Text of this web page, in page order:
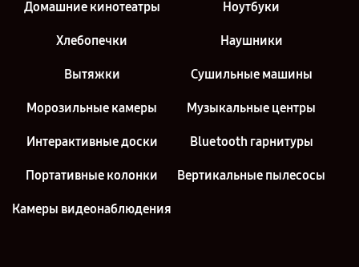
Домашние кинотеатры Ноутбуки
Хлебопечки Наушники
Вытяжки Сушильные машины
Морозильные камеры Музыкальные центры
Интерактивные доски Bluetooth гарнитуры
Портативные колонки Вертикальные пылесосы
Камеры видеонаблюдения